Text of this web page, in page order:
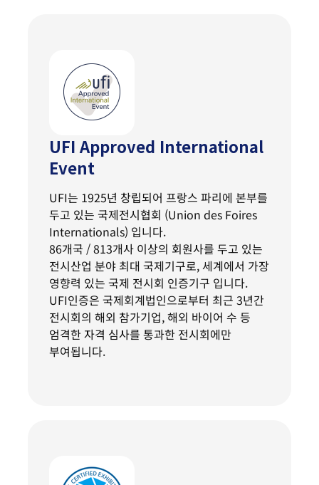
UFI Approved International
Event
UFI는 1925년 창립되어 프랑스 파리에 본부를
두고 있는 국제전시협회 (Union des Foires
Internationals) 입니다.
86개국 / 813개사 이상의 회원사를 두고 있는
전시산업 분야 최대 국제기구로, 세계에서 가장
영향력 있는 국제 전시회 인증기구 입니다.
UFI인증은 국제회계법인으로부터 최근 3년간
전시회의 해외 참가기업, 해외 바이어 수 등
엄격한 자격 심사를 통과한 전시회에만
부여됩니다.